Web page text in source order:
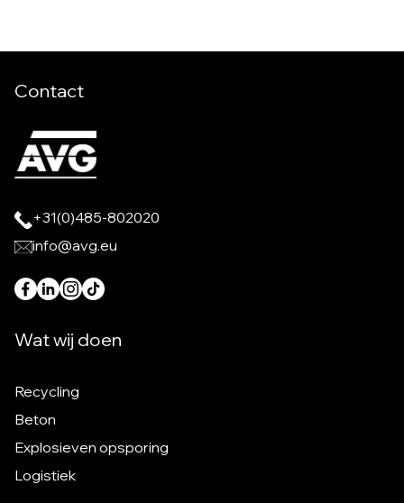
Contact
+31(0)485-802020
info@avg.eu
Wat wij doen
Recycling
Beton
Explosieven opsporing
Logistiek